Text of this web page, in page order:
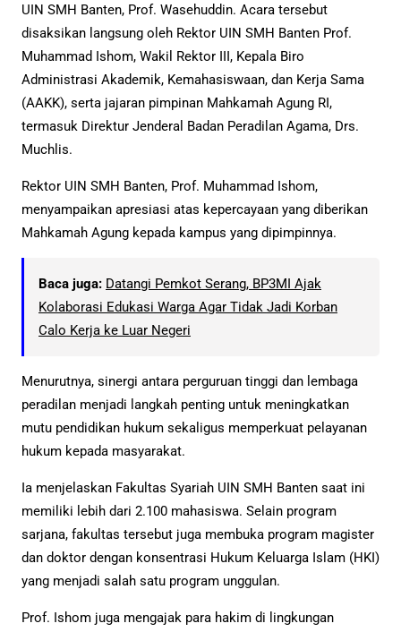
UIN SMH Banten, Prof. Wasehuddin. Acara tersebut
disaksikan langsung oleh Rektor UIN SMH Banten Prof.
Muhammad Ishom, Wakil Rektor III, Kepala Biro
Administrasi Akademik, Kemahasiswaan, dan Kerja Sama
(AAKK), serta jajaran pimpinan Mahkamah Agung RI,
termasuk Direktur Jenderal Badan Peradilan Agama, Drs.
Muchlis.
Rektor UIN SMH Banten, Prof. Muhammad Ishom,
menyampaikan apresiasi atas kepercayaan yang diberikan
Mahkamah Agung kepada kampus yang dipimpinnya.
Baca juga: Datangi Pemkot Serang, BP3MI Ajak
Kolaborasi Edukasi Warga Agar Tidak Jadi Korban
Calo Kerja ke Luar Negeri
Menurutnya, sinergi antara perguruan tinggi dan lembaga
peradilan menjadi langkah penting untuk meningkatkan
mutu pendidikan hukum sekaligus memperkuat pelayanan
hukum kepada masyarakat.
Ia menjelaskan Fakultas Syariah UIN SMH Banten saat ini
memiliki lebih dari 2.100 mahasiswa. Selain program
sarjana, fakultas tersebut juga membuka program magister
dan doktor dengan konsentrasi Hukum Keluarga Islam (HKI)
yang menjadi salah satu program unggulan.
Prof. Ishom juga mengajak para hakim di lingkungan